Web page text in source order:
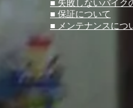
■ 失敗しないバイク
■ 保証について
■ メンテナンスにつ